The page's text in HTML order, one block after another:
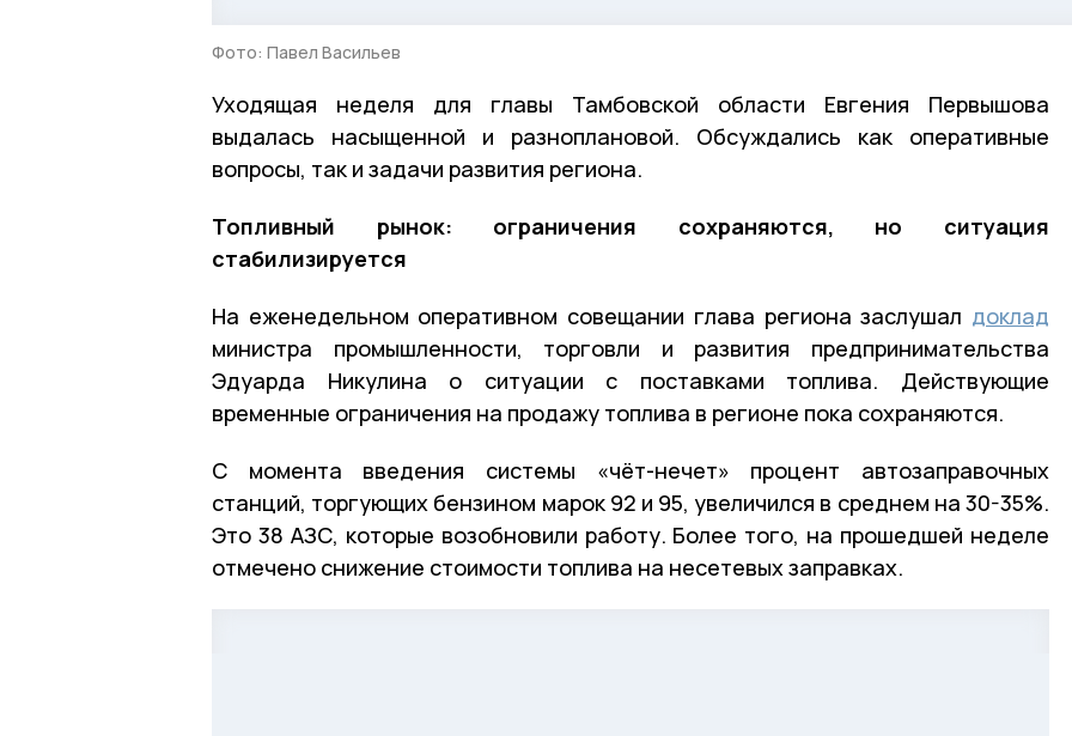
Фото: Павел Васильев
Уходящая неделя для главы Тамбовской области Евгения Первышова
выдалась насыщенной и разноплановой. Обсуждались как оперативные
вопросы, так и задачи развития региона.
Топливный рынок: ограничения сохраняются, но ситуация
стабилизируется
На еженедельном оперативном совещании глава региона заслушал доклад
министра промышленности, торговли и развития предпринимательства
Эдуарда Никулина о ситуации с поставками топлива. Действующие
временные ограничения на продажу топлива в регионе пока сохраняются.
С момента введения системы «чёт-нечет» процент автозаправочных
станций, торгующих бензином марок 92 и 95, увеличился в среднем на 30-35%.
Это 38 АЗС, которые возобновили работу. Более того, на прошедшей неделе
отмечено снижение стоимости топлива на несетевых заправках.